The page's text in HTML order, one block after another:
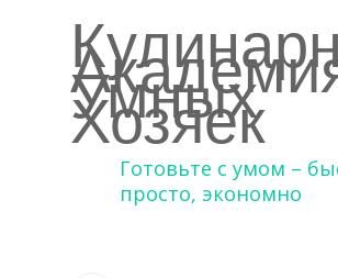
Умных
Хозяек
Готовьте с умом –
просто, экономно